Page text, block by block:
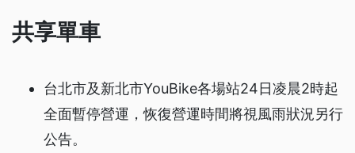
共享單車
台北市及新北市YouBike各場站24日凌晨2時起
全面暫停營運，恢復營運時間將視風雨狀況另行
公告。